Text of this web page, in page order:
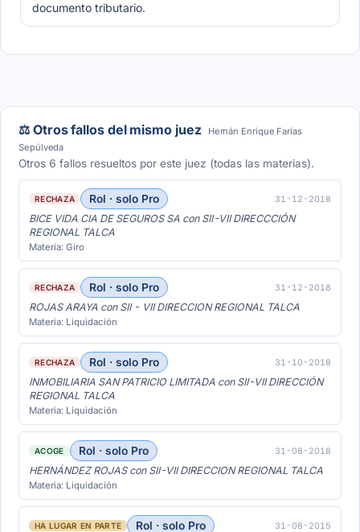
documento tributario.
⚖️ Otros fallos del mismo juez
Hernán Enrique Farías
Sepúlveda
Otros 6 fallos resueltos por este juez (todas las materias).
RECHAZA Rol · solo Pro 31-12-2018
BICE VIDA CIA DE SEGUROS SA con SII-VII DIRECCCIÓN
REGIONAL TALCA
Materia: Giro
RECHAZA Rol · solo Pro 31-12-2018
ROJAS ARAYA con SII - VII DIRECCION REGIONAL TALCA
Materia: Liquidación
RECHAZA Rol · solo Pro 31-10-2018
INMOBILIARIA SAN PATRICIO LIMITADA con SII-VII DIRECCIÓN
REGIONAL TALCA
Materia: Liquidación
ACOGE Rol · solo Pro 31-08-2018
HERNÁNDEZ ROJAS con SII-VII DIRECCION REGIONAL TALCA
Materia: Liquidación
HA LUGAR EN PARTE Rol · solo Pro 31-08-2015